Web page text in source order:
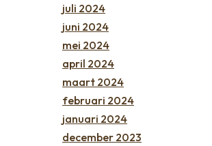
juli 2024
juni 2024
mei 2024
april 2024
maart 2024
februari 2024
januari 2024
december 2023